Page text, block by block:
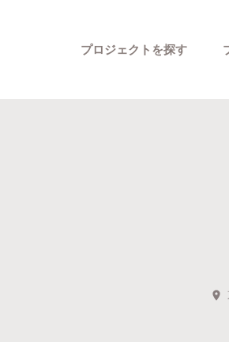
プロジェクトを探す